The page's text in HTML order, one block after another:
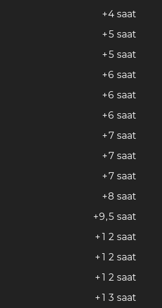
+4 saat
+5 saat
+5 saat
+6 saat
+6 saat
+6 saat
+7 saat
+7 saat
+7 saat
+8 saat
+9,5 saat
+ 1 2 saat
+ 1 2 saat
+ 1 2 saat
+ 1 3 saat